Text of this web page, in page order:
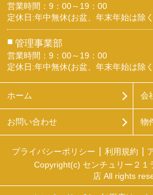
営業時間：9：00～19：00
定休日:年中無休(お盆、年末年始は除く
■ 管理事業部
営業時間：9：00～19：00
定休日:年中無休(お盆、年末年始は除く
ホーム 会
お問い合わせ 物
プライバシーポリシー 利用規約
Copyright(c) センチュリー２
店 All rights